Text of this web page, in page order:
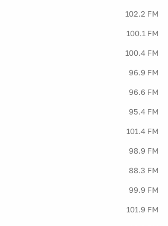
102.2 FM
100.1 FM
100.4 FM
96.9 FM
96.6 FM
95.4 FM
101.4 FM
98.9 FM
88.3 FM
99.9 FM
101.9 FM